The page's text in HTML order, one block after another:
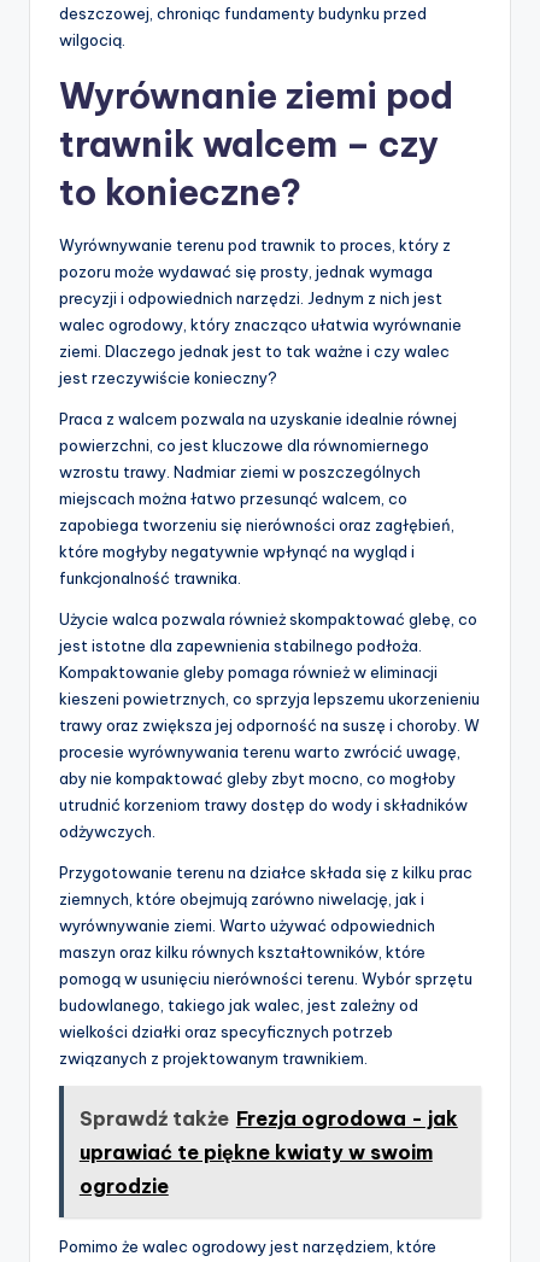
deszczowej, chroniąc fundamenty budynku przed
wilgocią.
Wyrównanie ziemi pod
trawnik walcem – czy
to konieczne?
Wyrównywanie terenu pod trawnik to proces, który z
pozoru może wydawać się prosty, jednak wymaga
precyzji i odpowiednich narzędzi. Jednym z nich jest
walec ogrodowy, który znacząco ułatwia wyrównanie
ziemi. Dlaczego jednak jest to tak ważne i czy walec
jest rzeczywiście konieczny?
Praca z walcem pozwala na uzyskanie idealnie równej
powierzchni, co jest kluczowe dla równomiernego
wzrostu trawy. Nadmiar ziemi w poszczególnych
miejscach można łatwo przesunąć walcem, co
zapobiega tworzeniu się nierówności oraz zagłębień,
które mogłyby negatywnie wpłynąć na wygląd i
funkcjonalność trawnika.
Użycie walca pozwala również skompaktować glebę, co
jest istotne dla zapewnienia stabilnego podłoża.
Kompaktowanie gleby pomaga również w eliminacji
kieszeni powietrznych, co sprzyja lepszemu ukorzenieniu
trawy oraz zwiększa jej odporność na suszę i choroby. W
procesie wyrównywania terenu warto zwrócić uwagę,
aby nie kompaktować gleby zbyt mocno, co mogłoby
utrudnić korzeniom trawy dostęp do wody i składników
odżywczych.
Przygotowanie terenu na działce składa się z kilku prac
ziemnych, które obejmują zarówno niwelację, jak i
wyrównywanie ziemi. Warto używać odpowiednich
maszyn oraz kilku równych kształtowników, które
pomogą w usunięciu nierówności terenu. Wybór sprzętu
budowlanego, takiego jak walec, jest zależny od
wielkości działki oraz specyficznych potrzeb
związanych z projektowanym trawnikiem.
Sprawdź także Frezja ogrodowa - jak
uprawiać te piękne kwiaty w swoim
ogrodzie
Pomimo że walec ogrodowy jest narzędziem, które